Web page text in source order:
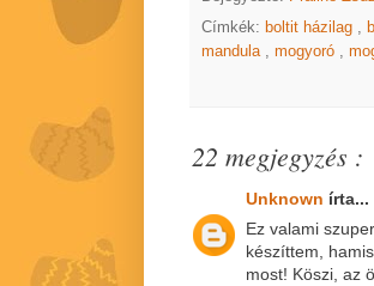
Címkék: boltit házilag
mandula
mogyoró
22 megjegyzés :
Unknown írta...
Ez valami
készíttem,
most! Köszi, az